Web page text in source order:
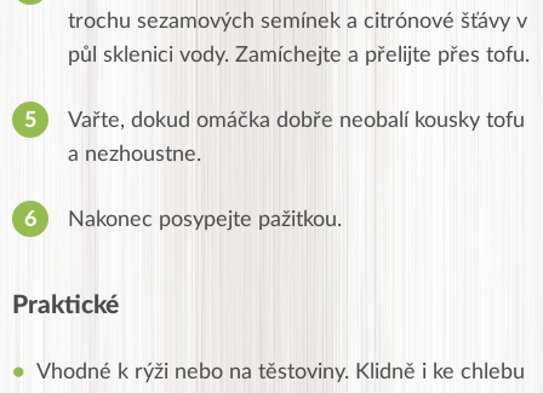
trochu sezamových semínek a citrónové šťávy v
půl sklenici vody. Zamíchejte a přelijte přes tofu.
Vařte, dokud omáčka dobře neobalí kousky tofu
a nezhoustne.
Nakonec posypejte pažitkou.
Praktické
Vhodné k rýži nebo na těstoviny. Klidně i ke chlebu